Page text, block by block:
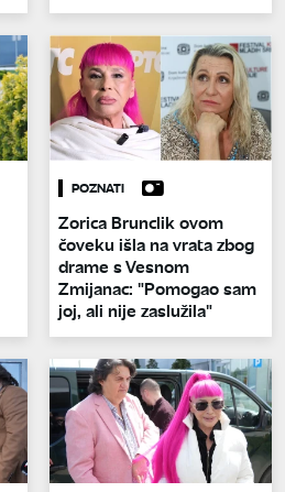
POZNATI
Zorica Brunclik ovom
čoveku išla na vrata zbog
drame s Vesnom
Zmijanac: "Pomogao sam
joj, ali nije zaslužila"